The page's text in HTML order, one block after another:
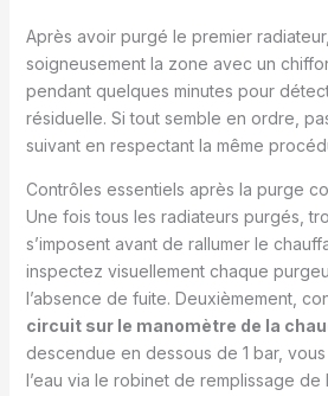
Après avoir purgé le premier
soigneusement la zone avec un
pendant quelques minutes pour
résiduelle. Si tout semble en ordre,
suivant en respectant la même
Contrôles essentiels après la purge
Une fois tous les radiateurs purgés,
s’imposent avant de rallumer le
inspectez visuellement chaque
l’absence de fuite. Deuxièmement,
circuit sur le manomètre de la
descendue en dessous de 1 bar,
l’eau via le robinet de remplissage de